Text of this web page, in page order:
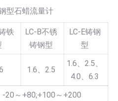
型石蜡流量计
铁
LC-B不锈
铸钢型
LC-E铸钢
型
1.6、2.5
1.6、2.5、
4.0、6.3
-20～+80;+100～+200